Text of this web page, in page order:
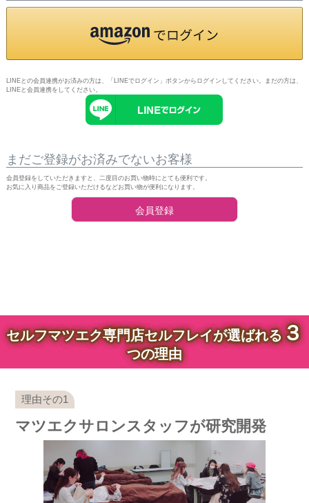
LINEとの会員連携がお済みの方は、「LINEでログイン」ボタンからログインしてください。まだの方は、
LINEと会員連携 をしてください。
まだご登録がお済みでないお客様
会員登録をしていただきますと、二度目のお買い物時にとても便利です。
お気に入り商品をご登録いただけるなどお買い物が便利になります。
会員登録
セルフマツエク専門店セルフレイが選ばれる３
つの理由
マツエクサロンスタッフが研究開発